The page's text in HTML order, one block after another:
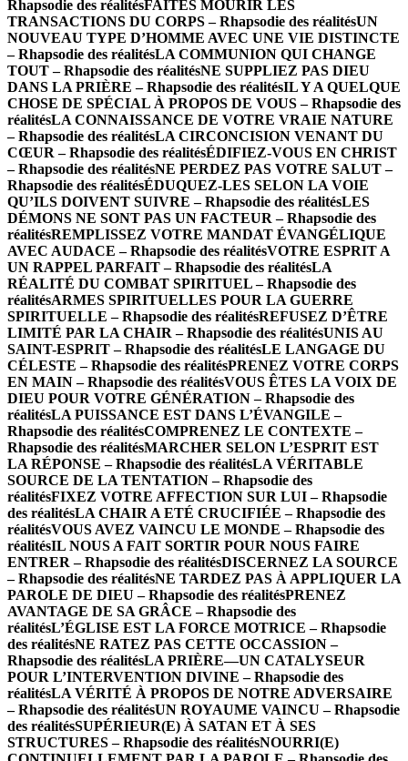
Rhapsodie des réalitésFAITES MOURIR LES
TRANSACTIONS DU CORPS – Rhapsodie des réalitésUN
NOUVEAU TYPE D’HOMME AVEC UNE VIE DISTINCTE
– Rhapsodie des réalitésLA COMMUNION QUI CHANGE
TOUT – Rhapsodie des réalitésNE SUPPLIEZ PAS DIEU
DANS LA PRIÈRE – Rhapsodie des réalitésIL Y A QUELQUE
CHOSE DE SPÉCIAL À PROPOS DE VOUS – Rhapsodie des
réalitésLA CONNAISSANCE DE VOTRE VRAIE NATURE
– Rhapsodie des réalitésLA CIRCONCISION VENANT DU
CŒUR – Rhapsodie des réalitésÉDIFIEZ-VOUS EN CHRIST
– Rhapsodie des réalitésNE PERDEZ PAS VOTRE SALUT –
Rhapsodie des réalitésÉDUQUEZ-LES SELON LA VOIE
QU’ILS DOIVENT SUIVRE – Rhapsodie des réalitésLES
DÉMONS NE SONT PAS UN FACTEUR – Rhapsodie des
réalitésREMPLISSEZ VOTRE MANDAT ÉVANGÉLIQUE
AVEC AUDACE – Rhapsodie des réalitésVOTRE ESPRIT A
UN RAPPEL PARFAIT – Rhapsodie des réalitésLA
RÉALITÉ DU COMBAT SPIRITUEL – Rhapsodie des
réalitésARMES SPIRITUELLES POUR LA GUERRE
SPIRITUELLE – Rhapsodie des réalitésREFUSEZ D’ÊTRE
LIMITÉ PAR LA CHAIR – Rhapsodie des réalitésUNIS AU
SAINT-ESPRIT – Rhapsodie des réalitésLE LANGAGE DU
CÉLESTE – Rhapsodie des réalitésPRENEZ VOTRE CORPS
EN MAIN – Rhapsodie des réalitésVOUS ÊTES LA VOIX DE
DIEU POUR VOTRE GÉNÉRATION – Rhapsodie des
réalitésLA PUISSANCE EST DANS L’ÉVANGILE –
Rhapsodie des réalitésCOMPRENEZ LE CONTEXTE –
Rhapsodie des réalitésMARCHER SELON L’ESPRIT EST
LA RÉPONSE – Rhapsodie des réalitésLA VÉRITABLE
SOURCE DE LA TENTATION – Rhapsodie des
réalitésFIXEZ VOTRE AFFECTION SUR LUI – Rhapsodie
des réalitésLA CHAIR A ETÉ CRUCIFIÉE – Rhapsodie des
réalitésVOUS AVEZ VAINCU LE MONDE – Rhapsodie des
réalitésIL NOUS A FAIT SORTIR POUR NOUS FAIRE
ENTRER – Rhapsodie des réalitésDISCERNEZ LA SOURCE
– Rhapsodie des réalitésNE TARDEZ PAS À APPLIQUER LA
PAROLE DE DIEU – Rhapsodie des réalitésPRENEZ
AVANTAGE DE SA GRÂCE – Rhapsodie des
réalitésL’ÉGLISE EST LA FORCE MOTRICE – Rhapsodie
des réalitésNE RATEZ PAS CETTE OCCASSION –
Rhapsodie des réalitésLA PRIÈRE—UN CATALYSEUR
POUR L’INTERVENTION DIVINE – Rhapsodie des
réalitésLA VÉRITÉ À PROPOS DE NOTRE ADVERSAIRE
– Rhapsodie des réalitésUN ROYAUME VAINCU – Rhapsodie
des réalitésSUPÉRIEUR(E) À SATAN ET À SES
STRUCTURES – Rhapsodie des réalitésNOURRI(E)